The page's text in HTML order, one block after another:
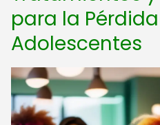
para la
Adolescentes